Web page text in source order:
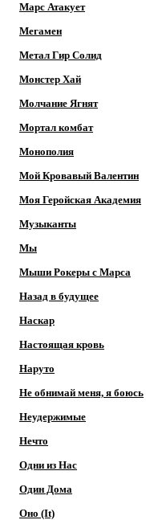
Марс Атакует
Мегамен
Метал Гир Солид
Монстер Хай
Молчание Ягнят
Мортал комбат
Монополия
Мой Кровавый Валентин
Моя Геройская Академия
Музыканты
Мы
Мыши Рокеры с Марса
Назад в будущее
Наскар
Настоящая кровь
Наруто
Не обнимай меня, я боюсь
Неудержимые
Нечто
Одни из Нас
Один Дома
Оно (It)